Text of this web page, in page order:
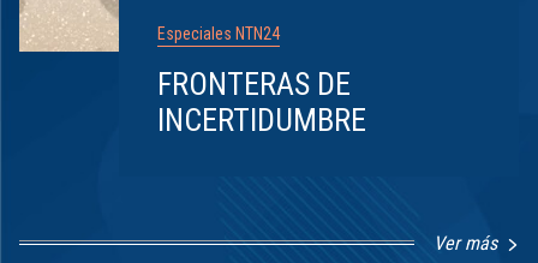
Especiales NTN24
FRONTERAS DE
INCERTIDUMBRE
Ver más